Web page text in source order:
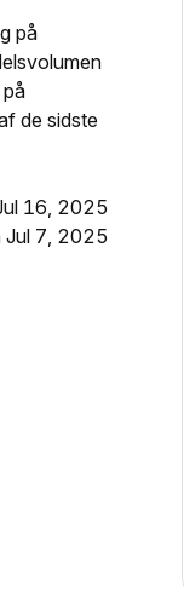
på
de sidste
16, 2025
7, 2025